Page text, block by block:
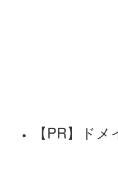
【PR】ド